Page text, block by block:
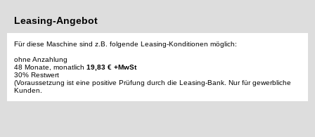
Leasing-Angebot
Für diese Maschine sind z.B. folgende Leasing-Konditionen möglich:
ohne Anzahlung
48 Monate, monatlich 19,83 € +MwSt
30% Restwert
(Voraussetzung ist eine positive Prüfung durch die Leasing-Bank. Nur für gewerbliche
Kunden.